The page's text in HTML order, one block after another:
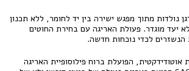
נולדות מתוך מפגש ישירה בין יד לחומר, ללא תכנון
יעד מוגדר. פעולת האריגה עם בחירת החוטים
לכדי נוכחות חדשה.
אוטודידקטית, הפועלת ברוח פילוסופיית האריגה